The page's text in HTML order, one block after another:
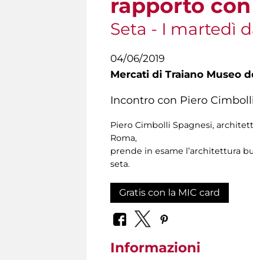
rapporto
Seta - I martedì
04/06/2019
Mercati di Traiano Museo
Incontro con Piero
Piero Cimbolli Spagnesi,
Roma,
prende in esame l’architettura
seta.
Gratis con la MIC card
Informazioni